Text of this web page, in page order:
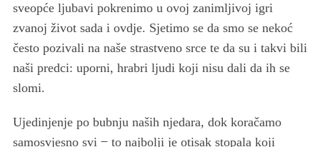
sveopće ljubavi pokrenimo u ovoj zanimljivoj igri
zvanoj život sada i ovdje. Sjetimo se da smo se nekoć
često pozivali na naše strastveno srce te da su i takvi bili
naši predci: uporni, hrabri ljudi koji nisu dali da ih se
slomi.
Ujedinjenje po bubnju naših njedara, dok koračamo
samosvjesno svi ̶ to najbolji je otisak stopala koji